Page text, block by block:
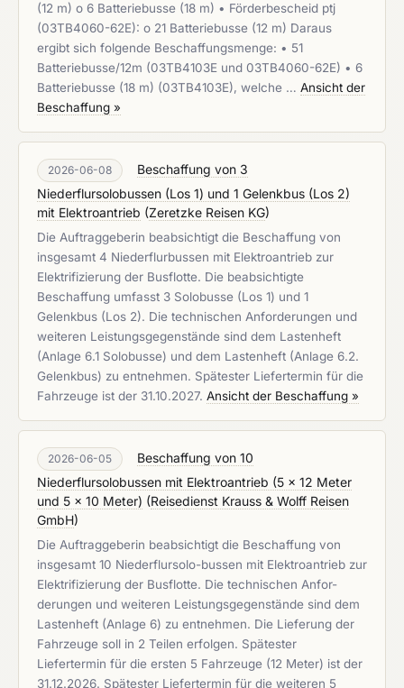
(12 m) o 6 Batteriebusse (18 m) • Förderbescheid ptj
(03TB4060-62E): o 21 Batteriebusse (12 m) Daraus
ergibt sich folgende Beschaffungsmenge: • 51
Batteriebusse/12m (03TB4103E und 03TB4060-62E) • 6
Batteriebusse (18 m) (03TB4103E), welche … Ansicht der
Beschaffung »
2026-06-08
Beschaffung von 3
Niederflursolobussen (Los 1) und 1 Gelenkbus (Los 2)
mit Elektroantrieb (Zeretzke Reisen KG)
Die Auftraggeberin beabsichtigt die Beschaffung von
insgesamt 4 Niederflurbussen mit Elektroantrieb zur
Elektrifizierung der Busflotte. Die beabsichtigte
Beschaffung umfasst 3 Solobusse (Los 1) und 1
Gelenkbus (Los 2). Die technischen Anforderungen und
weiteren Leistungsgegenstände sind dem Lastenheft
(Anlage 6.1 Solobusse) und dem Lastenheft (Anlage 6.2.
Gelenkbus) zu entnehmen. Spätester Liefertermin für die
Fahrzeuge ist der 31.10.2027. Ansicht der Beschaffung »
2026-06-05
Beschaffung von 10
Niederflursolobussen mit Elektroantrieb (5 x 12 Meter
und 5 x 10 Meter) (Reisedienst Krauss & Wolff Reisen
GmbH)
Die Auftraggeberin beabsichtigt die Beschaffung von
insgesamt 10 Niederflursolo-bussen mit Elektroantrieb zur
Elektrifizierung der Busflotte. Die technischen Anfor-
derungen und weiteren Leistungsgegenstände sind dem
Lastenheft (Anlage 6) zu entnehmen. Die Lieferung der
Fahrzeuge soll in 2 Teilen erfolgen. Spätester
Liefertermin für die ersten 5 Fahrzeuge (12 Meter) ist der
31.12.2026. Spätester Liefertermin für die weiteren 5